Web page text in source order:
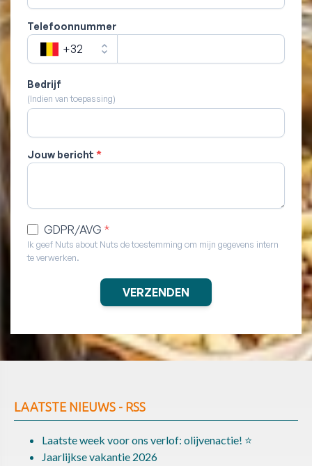
LAATSTE NIEUWS - RSS
Laatste week voor ons verlof: olijvenactie! ⭐
Jaarlijkse vakantie 2026